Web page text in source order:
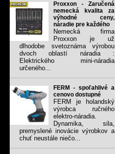
Proxxon - Zaručená
nemecká kvalita za
výhodné ceny,
náradie pre každého
Nemecká firma
Proxxon je už
dlhodobe svetoznáma výrobou
dvoch oblastí náradia :
Elektrického mini-náradia
určeného...
FERM - spoľahlivé a
cenovo dostupné
FERM je holandský
výrobca ručného
elektro-náradia.
Dynamika, sila,
premyslené inovácie výrobkov a
chuť neustále niečo...